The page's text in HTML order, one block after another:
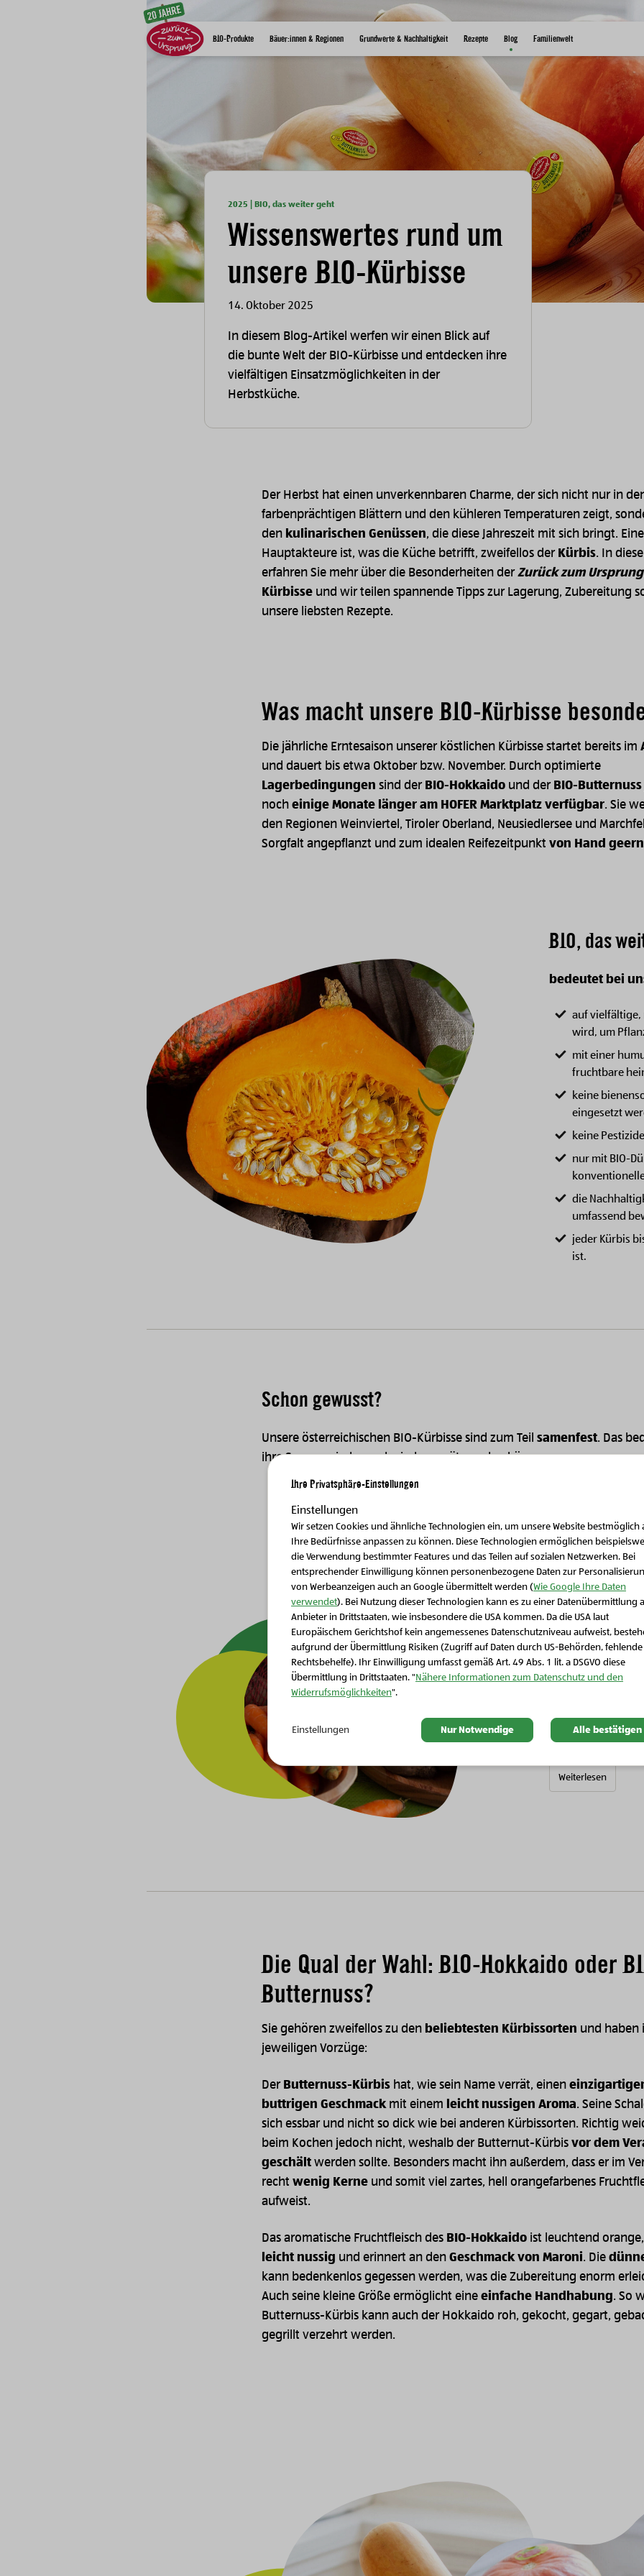
BIO-Produkte Bäuer:innen & Regionen Grundwerte & Nachhaltigkeit Rezepte Blog Familienwelt
2025 | BIO, das weiter geht
Wissenswertes rund um
unsere BIO-Kürbisse
14. Oktober 2025
In diesem Blog-Artikel werfen wir einen Blick auf
die bunte Welt der BIO-Kürbisse und entdecken ihre
vielfältigen Einsatzmöglichkeiten in der
Herbstküche.
Der Herbst hat einen unverkennbaren Charme, der sich nicht nur in
farbenprächtigen Blättern und den kühleren Temperaturen zeigt,
den kulinarischen Genüssen, die diese Jahreszeit mit sich bringt.
Hauptakteure ist, was die Küche betrifft, zweifellos der Kürbis. In
erfahren Sie mehr über die Besonderheiten derZurück zum Ursprung
Kürbisse und wir teilen spannende Tipps zur Lagerung, Zubereitung
unsere liebsten Rezepte.
Was macht unsere BIO-Kürbisse
Die jährliche Erntesaison unserer köstlichen Kürbisse startet bereits im
und dauert bis etwa Oktober bzw. November. Durch optimierte
Lagerbedingungen sind der BIO-Hokkaido und der BIO-Butternuss
noch einige Monate länger am HOFER Marktplatz verfügbar. Sie
den Regionen Weinviertel, Tiroler Oberland, Neusiedlersee und
Sorgfalt angepflanzt und zum idealen Reifezeitpunkt von Hand
BIO, das
bedeutet bei
auf vielfältige,
wird, um
mit einer
fruchtbare
keine
eingesetzt
keine
nur mit BIO-
die
umfassend
jeder Kürbis
ist.
Schon gewusst?
Unsere österreichischen BIO-Kürbisse sind zum Teil samenfest. Das
ihre Samen wieder und wieder gesät werden können.
Mehr über unsere samenfesten BIO-Kürbisse
2022 | Wissenswert
Wieder
Die Samen
können wieder
mehr
Weiterlesen
Die Qual der Wahl: BIO-Hokkaido oder
Butternuss?
Sie gehören zweifellos zu den beliebtesten Kürbissorten und haben
jeweiligen Vorzüge:
Der Butternuss-Kürbis hat, wie sein Name verrät, einen
buttrigen Geschmackmit einem leicht nussigen Aroma. Seine
sich essbar und nicht so dick wie bei anderen Kürbissorten. Richtig
beim Kochen jedoch nicht, weshalb der Butternut-Kürbis vor dem
geschält werden sollte. Besonders macht ihn außerdem, dass er im
recht wenig Kerne und somit viel zartes, hell orangefarbenes
aufweist.
Das aromatische Fruchtfleisch des BIO-Hokkaido ist leuchtend
leicht nussig und erinnert an den Geschmack von Maroni. Die
kann bedenkenlos gegessen werden, was die Zubereitung enorm
Auch seine kleine Größe ermöglicht eine einfache Handhabung. So
Butternuss-Kürbis kann auch der Hokkaido roh, gekocht, gegart,
gegrillt verzehrt werden.
Schließen Sie dieses Feld
Ihre Privatsphäre-Einstellungen
Einstellungen
Wir setzen Cookies und ähnliche Technologien ein, um unsere Website bestmöglich
Ihre Bedürfnisse anpassen zu können. Diese Technologien ermöglichen
die Verwendung bestimmter Features und das Teilen auf sozialen Netzwerken. Bei
entsprechender Einwilligung können personenbezogene Daten zur
von Werbeanzeigen auch an Google übermittelt werden (Wie Google Ihre Daten
verwendet). Bei Nutzung dieser Technologien kann es zu einer Datenübermittlung
Anbieter in Drittstaaten, wie insbesondere die USA kommen. Da die USA laut
Europäischem Gerichtshof kein angemessenes Datenschutzniveau aufweist,
aufgrund der Übermittlung Risiken (Zugriff auf Daten durch US-Behörden, fehlende
Rechtsbehelfe). Ihr Einwilligung umfasst gemäß Art. 49 Abs. 1 lit. a DSGVO diese
Übermittlung in Drittstaaten. "Nähere Informationen zum Datenschutz und den
Widerrufsmöglichkeiten".
Einstellungen Nur Notwendige Alle bestätigen